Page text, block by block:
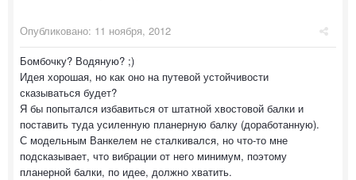
Опубликовано: 11 ноября, 2012
Бомбочку? Водяную? ;)
Идея хорошая, но как оно на путевой устойчивости
сказываться будет?
Я бы попытался избавиться от штатной хвостовой балки и
поставить туда усиленную планерную балку (доработанную).
С модельным Ванкелем не сталкивался, но что-то мне
подсказывает, что вибрации от него минимум, поэтому
планерной балки, по идее, должно хватить.